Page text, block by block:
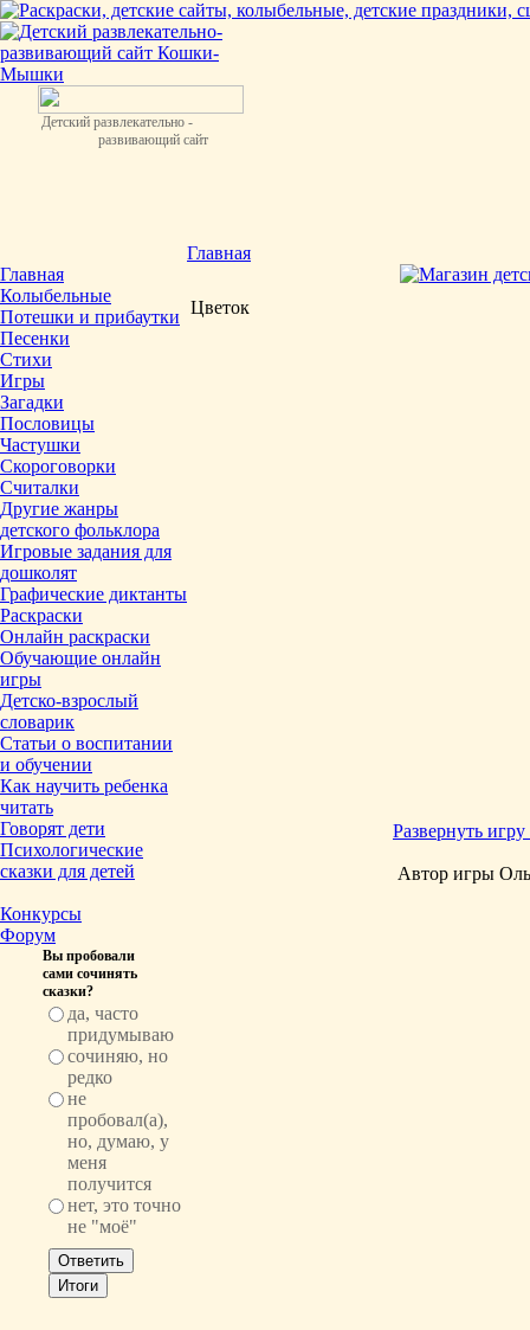
Детский развлекательно -
развивающий сайт
Главная
Колыбельные
Потешки и прибаутки
Песенки
Стихи
Игры
Загадки
Пословицы
Частушки
Скороговорки
Считалки
Другие жанры
детского фольклора
Игровые задания для
дошколят
Графические диктанты
Раскраски
Онлайн раскраски
Обучающие онлайн
игры
Детско-взрослый
словарик
Статьи о воспитании
и обучении
Как научить ребенка
читать
Говорят дети
Психологические
сказки для детей
Конкурсы
Форум
Вы пробовали
сами сочинять
сказки?
да, часто
придумываю
сочиняю, но
редко
не
пробовал(а),
но, думаю, у
меня
получится
нет, это точно
не "моё"
Главная
Цветок
Развернуть
Автор игры